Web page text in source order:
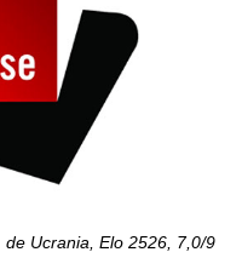
Ucrania, Elo 2526, 7,0/9